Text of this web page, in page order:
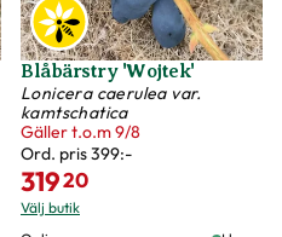
Blåbärstry 'Wojtek'
Lonicera caerulea var.
kamtschatica
Gäller t.o.m 9/8
Ord. pris399:-
31920
Välj butik